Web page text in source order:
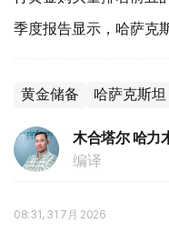
季度报告显示，哈萨克
黄金储备 哈萨克斯坦
木合塔尔 哈力
编译
08:31, 31 7月 2026